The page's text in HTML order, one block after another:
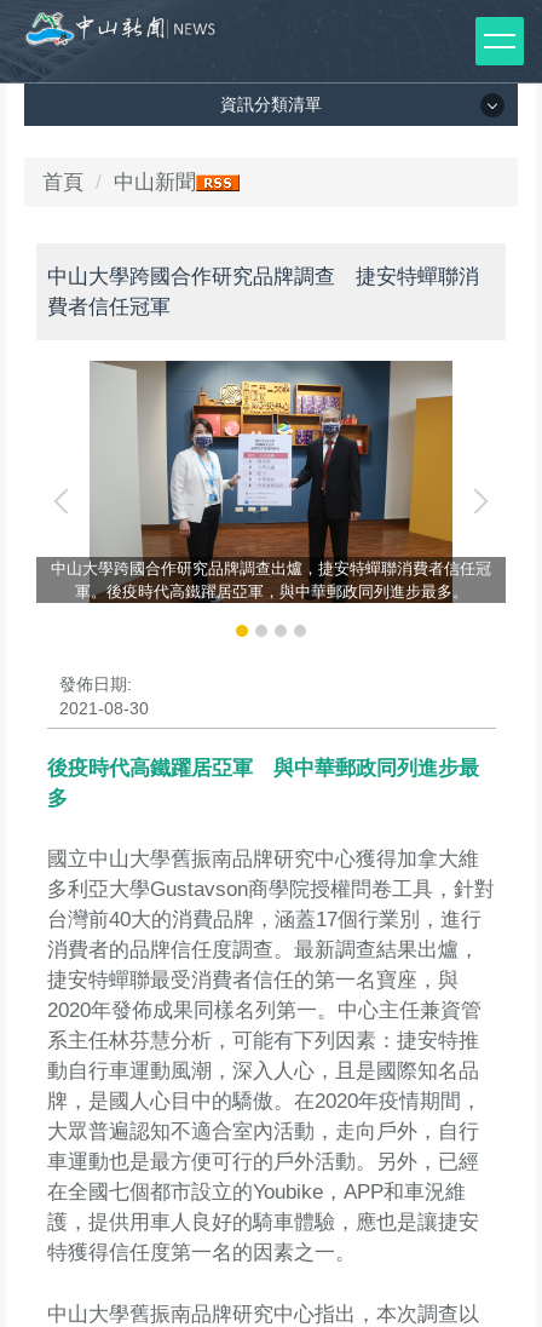
到
主
資訊分類清單
資訊分類清單
媒體報導
首頁 中山新聞
中山大學跨國合作研究品牌調查 捷安特蟬聯消
費者信任冠軍
中山大學跨國合作研究品牌調查出爐，捷安特蟬聯消費者信任冠
軍。後疫時代高鐵躍居亞軍，與中華郵政同列進步最多。
發佈日期:
2021-08-30
後疫時代高鐵躍居亞軍 與中華郵政同列進步最
多
國立中山大學舊振南品牌研究中心獲得加拿大維
多利亞大學Gustavson商學院授權問卷工具，針對
台灣前40大的消費品牌，涵蓋17個行業別，進行
消費者的品牌信任度調查。最新調查結果出爐，
捷安特蟬聯最受消費者信任的第一名寶座，與
2020年發佈成果同樣名列第一。中心主任兼資管
系主任林芬慧分析，可能有下列因素：捷安特推
動自行車運動風潮，深入人心，且是國際知名品
牌，是國人心目中的驕傲。在2020年疫情期間，
大眾普遍認知不適合室內活動，走向戶外，自行
車運動也是最方便可行的戶外活動。另外，已經
在全國七個都市設立的Youbike，APP和車況維
護，提供用車人良好的騎車體驗，應也是讓捷安
特獲得信任度第一名的因素之一。
中山大學舊振南品牌研究中心指出，本次調查以